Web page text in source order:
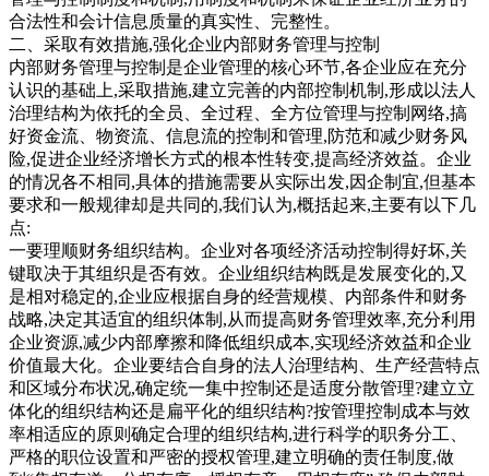
合法性和会计信息质量的真实性、完整性。
二、采取有效措施,强化企业内部财务管理与控制
内部财务管理与控制是企业管理的核心环节,各企业应在充分
认识的基础上,采取措施,建立完善的内部控制机制,形成以法人
治理结构为依托的全员、全过程、全方位管理与控制网络,搞
好资金流、物资流、信息流的控制和管理,防范和减少财务风
险,促进企业经济增长方式的根本性转变,提高经济效益。企业
的情况各不相同,具体的措施需要从实际出发,因企制宜,但基本
要求和一般规律却是共同的,我们认为,概括起来,主要有以下几
点:
一要理顺财务组织结构。企业对各项经济活动控制得好坏,关
键取决于其组织是否有效。企业组织结构既是发展变化的,又
是相对稳定的,企业应根据自身的经营规模、内部条件和财务
战略,决定其适宜的组织体制,从而提高财务管理效率,充分利用
企业资源,减少内部摩擦和降低组织成本,实现经济效益和企业
价值最大化。企业要结合自身的法人治理结构、生产经营特点
和区域分布状况,确定统一集中控制还是适度分散管理?建立立
体化的组织结构还是扁平化的组织结构?按管理控制成本与效
率相适应的原则确定合理的组织结构,进行科学的职务分工、
严格的职位设置和严密的授权管理,建立明确的责任制度,做